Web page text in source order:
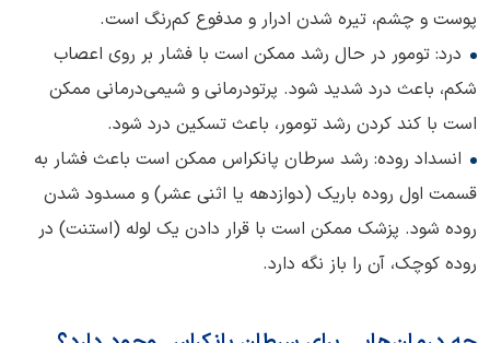
پوست و چشم، تیره شدن ادرار و مدفوع کم‌رنگ است.
درد: تومور در حال رشد ممکن است با فشار بر روی اعصاب
شکم، باعث درد شدید شود. پرتودرمانی و شیمی‌درمانی ممکن
است با کند کردن رشد تومور، باعث تسکین درد شود.
انسداد روده: رشد سرطان پانکراس ممکن است باعث فشار به
قسمت اول روده باریک (دوازدهه یا اثنی عشر) و مسدود شدن
روده شود. پزشک ممکن است با قرار دادن یک لوله (استنت) در
روده کوچک، آن را باز نگه دارد.